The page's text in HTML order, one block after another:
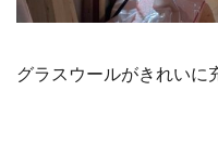
グラスウールがきれいに